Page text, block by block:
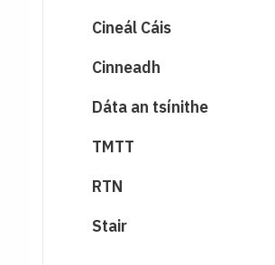
Cineál Cáis
Cinneadh
Dáta an tsínithe
TMTT
RTN
Stair